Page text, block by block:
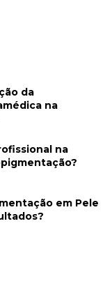
da
na
na
em Pele